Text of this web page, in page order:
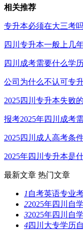
相关推荐
专升本必须在大三考
四川专升本一般上几
四川成考需要什么学
公司为什么不认可专
2025四川专升本失败
报考2025年四川成考
2025四川成人高考条
2025年四川专升本是
最新文章 热门文章
1 自考英语专业
22025年四川自
32025年四川自
4四川大专学历